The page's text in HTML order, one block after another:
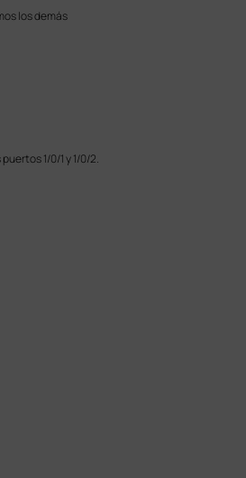
los demás
1/0/1 y 1/0/2.